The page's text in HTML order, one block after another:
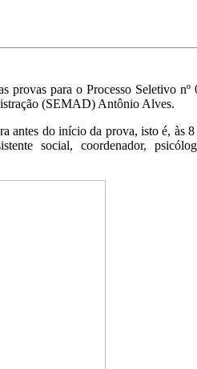
provas para o Processo Seletivo
(SEMAD) Antônio Alves.
antes do início da prova, isto é, às
social, coordenador,